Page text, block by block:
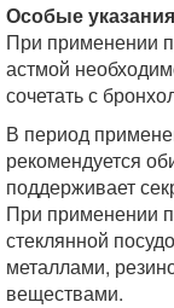
Особые
При применении
астмой
сочетать с
В период
рекомендуется
поддерживает
При применении
стеклянной
металлами,
веществами.